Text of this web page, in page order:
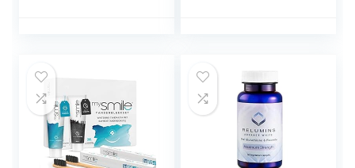
Kits En Draagbare
Doekjes